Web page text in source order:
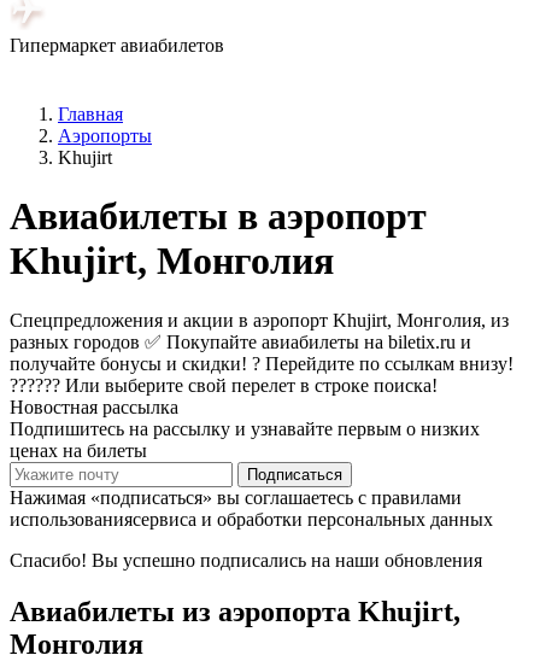
Гипермаркет авиабилетов
Главная
Аэропорты
Khujirt
Авиабилеты в аэропорт
Khujirt, Монголия
Спецпредложения и акции в аэропорт Khujirt, Монголия, из
разных городов ✅ Покупайте авиабилеты на biletix.ru и
получайте бонусы и скидки! ? Перейдите по ссылкам внизу!
?????? Или выберите свой перелет в строке поиска!
Новостная рассылка
Подпишитесь на рассылку и узнавайте первым о низких
ценах на билеты
Подписаться
Нажимая «подписаться» вы соглашаетесь с правилами
использованиясервиса и обработки персональных данных
Спасибо! Вы успешно подписались на наши обновления
Авиабилеты из аэропорта Khujirt,
Монголия